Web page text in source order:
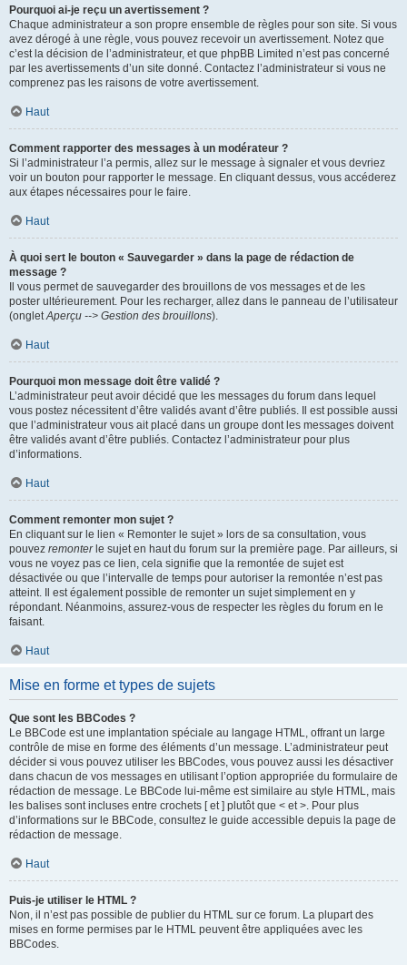
Pourquoi ai-je reçu un avertissement ?
Chaque administrateur a son propre ensemble de règles pour son site. Si vous
avez dérogé à une règle, vous pouvez recevoir un avertissement. Notez que
c’est la décision de l’administrateur, et que phpBB Limited n’est pas concerné
par les avertissements d’un site donné. Contactez l’administrateur si vous ne
comprenez pas les raisons de votre avertissement.
Haut
Comment rapporter des messages à un modérateur ?
Si l’administrateur l’a permis, allez sur le message à signaler et vous devriez
voir un bouton pour rapporter le message. En cliquant dessus, vous accéderez
aux étapes nécessaires pour le faire.
Haut
À quoi sert le bouton « Sauvegarder » dans la page de rédaction de
message ?
Il vous permet de sauvegarder des brouillons de vos messages et de les
poster ultérieurement. Pour les recharger, allez dans le panneau de l’utilisateur
(ongletAperçu --> Gestion des brouillons).
Haut
Pourquoi mon message doit être validé ?
L’administrateur peut avoir décidé que les messages du forum dans lequel
vous postez nécessitent d’être validés avant d’être publiés. Il est possible aussi
que l’administrateur vous ait placé dans un groupe dont les messages doivent
être validés avant d’être publiés. Contactez l’administrateur pour plus
d’informations.
Haut
Comment remonter mon sujet ?
En cliquant sur le lien « Remonter le sujet » lors de sa consultation, vous
pouvez remonterle sujet en haut du forum sur la première page. Par ailleurs, si
vous ne voyez pas ce lien, cela signifie que la remontée de sujet est
désactivée ou que l’intervalle de temps pour autoriser la remontée n’est pas
atteint. Il est également possible de remonter un sujet simplement en y
répondant. Néanmoins, assurez-vous de respecter les règles du forum en le
faisant.
Haut
Mise en forme et types de sujets
Que sont les BBCodes ?
Le BBCode est une implantation spéciale au langage HTML, offrant un large
contrôle de mise en forme des éléments d’un message. L’administrateur peut
décider si vous pouvez utiliser les BBCodes, vous pouvez aussi les désactiver
dans chacun de vos messages en utilisant l’option appropriée du formulaire de
rédaction de message. Le BBCode lui-même est similaire au style HTML, mais
les balises sont incluses entre crochets [ et ] plutôt que < et >. Pour plus
d’informations sur le BBCode, consultez le guide accessible depuis la page de
rédaction de message.
Haut
Puis-je utiliser le HTML ?
Non, il n’est pas possible de publier du HTML sur ce forum. La plupart des
mises en forme permises par le HTML peuvent être appliquées avec les
BBCodes.